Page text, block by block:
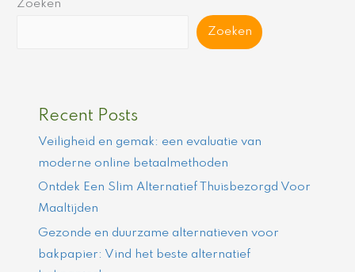
Zoeken
Zoeken
Recent Posts
Veiligheid en gemak: een evaluatie van
moderne online betaalmethoden
Ontdek Een Slim Alternatief Thuisbezorgd Voor
Maaltijden
Gezonde en duurzame alternatieven voor
bakpapier: Vind het beste alternatief